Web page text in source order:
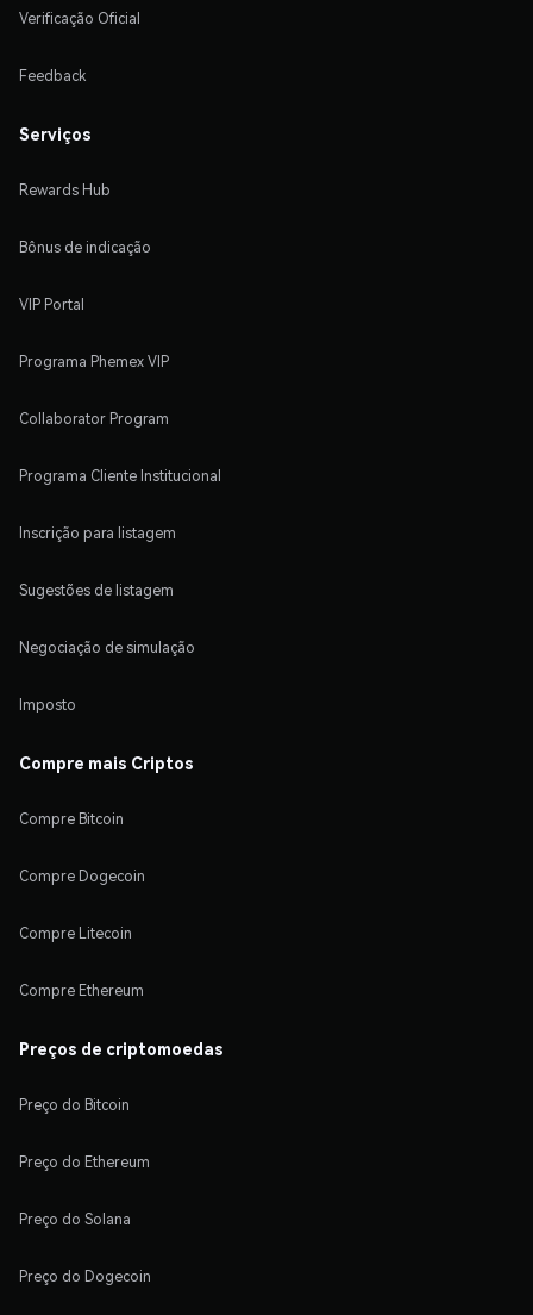
Verificação Oficial
Feedback
Serviços
Rewards Hub
Bônus de indicação
VIP Portal
Programa Phemex VIP
Collaborator Program
Programa Cliente Institucional
Inscrição para listagem
Sugestões de listagem
Negociação de simulação
Imposto
Compre mais Criptos
Compre Bitcoin
Compre Dogecoin
Compre Litecoin
Compre Ethereum
Preços de criptomoedas
Preço do Bitcoin
Preço do Ethereum
Preço do Solana
Preço do Dogecoin